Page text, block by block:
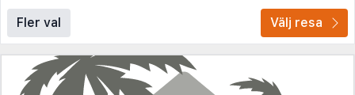
Fler val Välj resa